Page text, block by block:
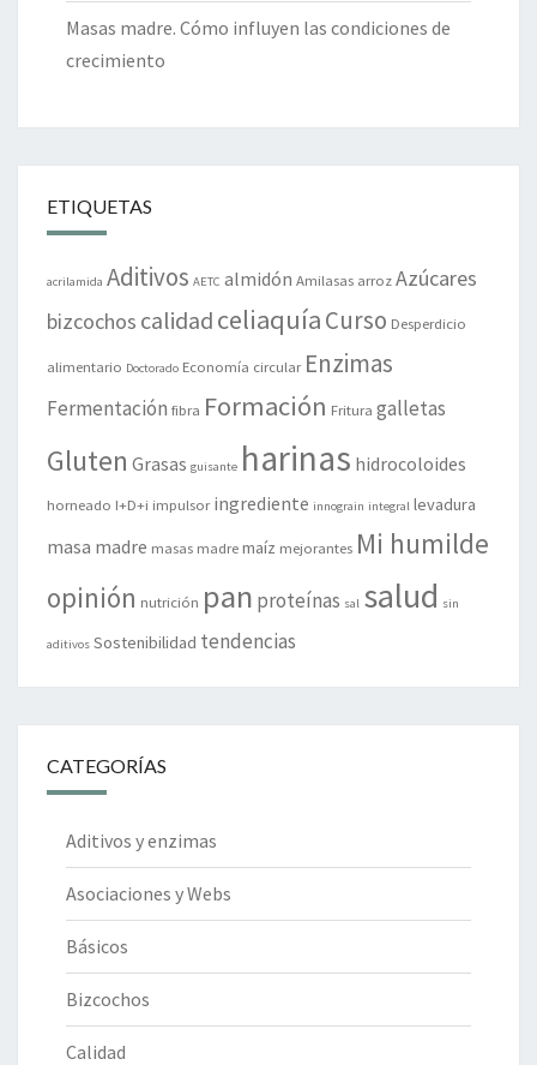
Masas madre. Cómo influyen las condiciones de
crecimiento
ETIQUETAS
acrilamida Aditivos AETC almidón Amilasas arrozAzúcares
bizcochos calidad celiaquíaCurso Desperdicio
alimentario Doctorado Economía circular Enzimas
Fermentación fibra Formación Fritura galletas
Gluten Grasas guisante harinas hidrocoloides
horneado I+D+i impulsor ingrediente innograin integral levadura
masa madre masas madremaíz mejorantes Mi humilde
opinión nutrición pan proteínas sal salud sin
aditivos Sostenibilidad tendencias
CATEGORÍAS
Aditivos y enzimas
Asociaciones y Webs
Básicos
Bizcochos
Calidad